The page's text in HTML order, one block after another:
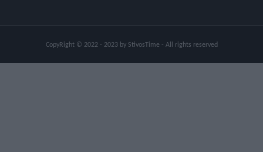
CopyRight © 2022 - 2023 by StivosTime - All rights reserved